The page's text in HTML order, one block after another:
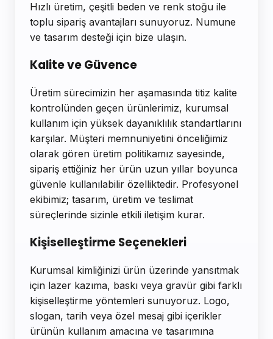
Hızlı üretim, çeşitli beden ve renk stoğu ile
toplu sipariş avantajları sunuyoruz. Numune
ve tasarım desteği için bize ulaşın.
Kalite ve Güvence
Üretim sürecimizin her aşamasında titiz kalite
kontrolünden geçen ürünlerimiz, kurumsal
kullanım için yüksek dayanıklılık standartlarını
karşılar. Müşteri memnuniyetini önceliğimiz
olarak gören üretim politikamız sayesinde,
sipariş ettiğiniz her ürün uzun yıllar boyunca
güvenle kullanılabilir özelliktedir. Profesyonel
ekibimiz; tasarım, üretim ve teslimat
süreçlerinde sizinle etkili iletişim kurar.
Kişiselleştirme Seçenekleri
Kurumsal kimliğinizi ürün üzerinde yansıtmak
için lazer kazıma, baskı veya gravür gibi farklı
kişiselleştirme yöntemleri sunuyoruz. Logo,
slogan, tarih veya özel mesaj gibi içerikler
ürünün kullanım amacına ve tasarımına